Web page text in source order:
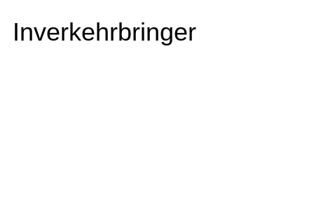
Inverkehrbringer